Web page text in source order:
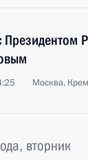
Президентом
Москва,
вторник